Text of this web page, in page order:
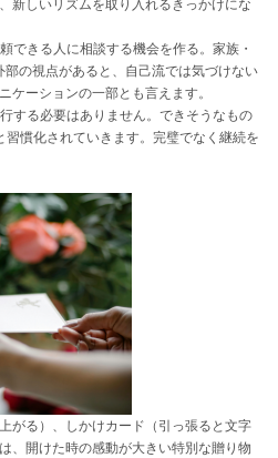
新しいリズムを取り入れるきっかけにな
できる人に相談する機会を作る。家族・
の視点があると、自己流では気づけない
ケーションの一部とも言えます。
する必要はありません。できそうなもの
慣化されていきます。完璧でなく継続を
がる）、しかけカード（引っ張ると文字
、開けた時の感動が大きい特別な贈り物